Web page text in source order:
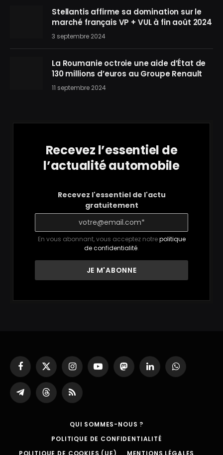
Stellantis affirme sa domination sur le
marché français VP + VUL à fin août 2024
3 septembre 2024
La Roumanie octroie une aide d’État de
130 millions d’euros au Groupe Renault
11 septembre 2024
Recevez l’essentiel de
l’actualité automobile
Recevez l'essentiel de l'actu
gratuitement
En vous abonnant, vous acceptez notrepolitique
de confidentialité.
Facebook
X
(Twitter)
InstagramYouTubeMastodonLinkedInWhatsApp
Partager
sur
ThreadsRSS
QUI SOMMES-NOUS ?
POLITIQUE DE CONFIDENTIALITÉ